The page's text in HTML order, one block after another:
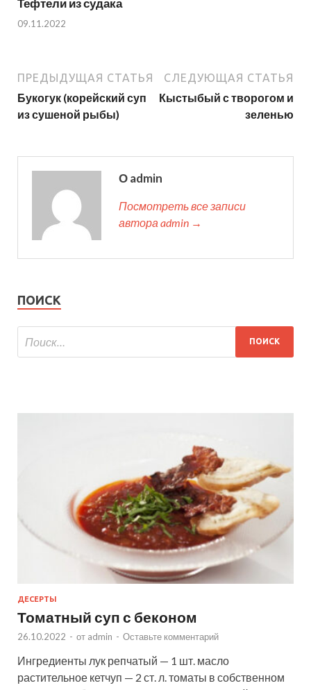
Тефтели из судака
09.11.2022
ПРЕДЫДУЩАЯ СТАТЬЯ
Букогук (корейский суп
из сушеной рыбы)
СЛЕДУЮЩАЯ СТАТЬЯ
Кыстыбый с творогом и
зеленью
О admin
Посмотреть все записи
автора admin →
ПОИСК
ДЕСЕРТЫ
Томатный суп с беконом
26.10.2022 - от admin - Оставьте комментарий
Ингредиенты лук репчатый — 1 шт. масло
растительное кетчуп — 2 ст. л. томаты в собственном